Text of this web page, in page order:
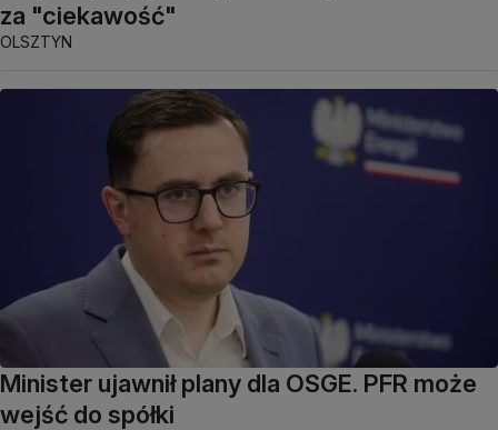
za "ciekawość"
OLSZTYN
Minister ujawnił plany dla OSGE. PFR może
wejść do spółki